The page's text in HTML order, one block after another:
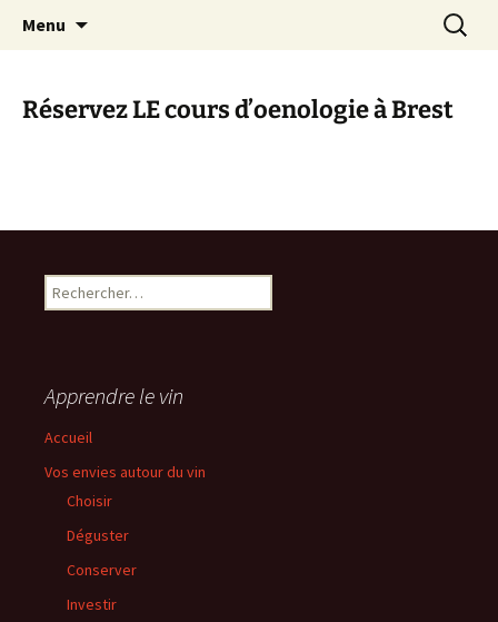
Menu
Réservez LE cours d’oenologie à Brest
Rechercher :
Apprendre le vin
Accueil
Vos envies autour du vin
Choisir
Déguster
Conserver
Investir